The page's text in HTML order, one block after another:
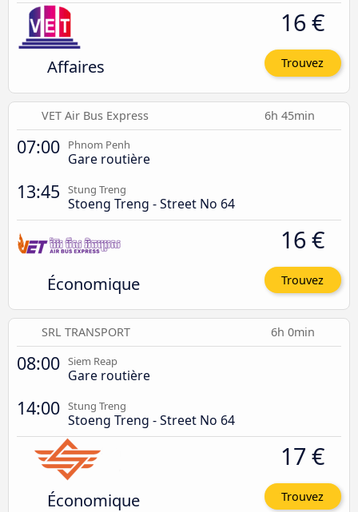
Affaires
16 €
Trouvez
VET Air Bus Express 6h 45min
07:00 Phnom Penh
Gare routière
13:45 Stung Treng
Stoeng Treng - Street No 64
Économique
16 €
Trouvez
SRL TRANSPORT 6h 0min
08:00 Siem Reap
Gare routière
14:00 Stung Treng
Stoeng Treng - Street No 64
Économique
17 €
Trouvez